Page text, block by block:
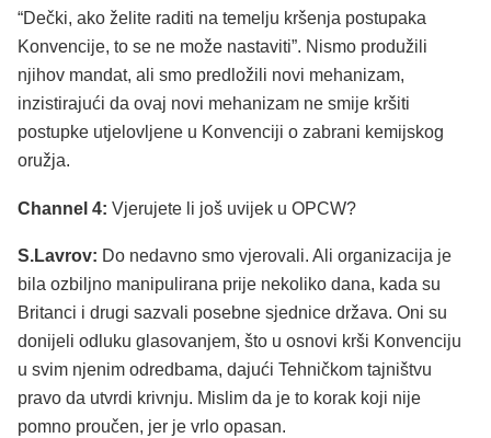
“Dečki, ako želite raditi na temelju kršenja postupaka
Konvencije, to se ne može nastaviti”. Nismo produžili
njihov mandat, ali smo predložili novi mehanizam,
inzistirajući da ovaj novi mehanizam ne smije kršiti
postupke utjelovljene u Konvenciji o zabrani kemijskog
oružja.
Channel 4: Vjerujete li još uvijek u OPCW?
S.Lavrov: Do nedavno smo vjerovali. Ali organizacija je
bila ozbiljno manipulirana prije nekoliko dana, kada su
Britanci i drugi sazvali posebne sjednice država. Oni su
donijeli odluku glasovanjem, što u osnovi krši Konvenciju
u svim njenim odredbama, dajući Tehničkom tajništvu
pravo da utvrdi krivnju. Mislim da je to korak koji nije
pomno proučen, jer je vrlo opasan.